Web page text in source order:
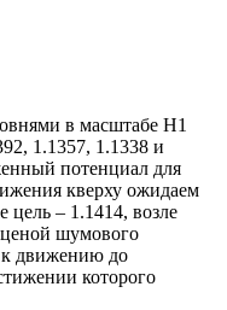
в масштабе Н1
1.1357, 1.1338 и
потенциал для
кверху ожидаем
цель – 1.1414, возле
шумового
к движению до
которого